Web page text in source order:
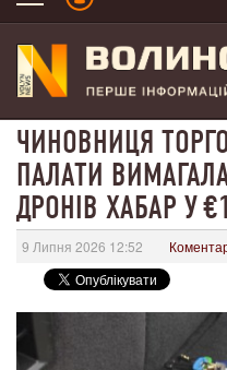
ЧИНОВНИЦЯ
ПАЛАТИ
ДРОНІВ ХАБАР У
9 Липня 2026 12:52